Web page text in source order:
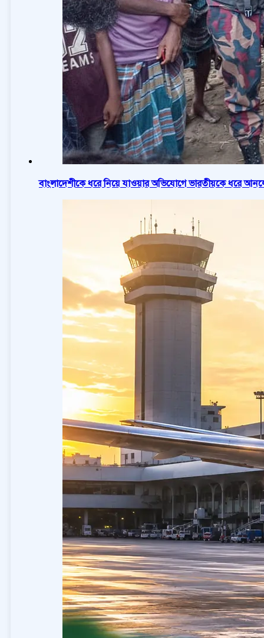
বাংলাদেশীকে ধরে নিয়ে যাওয়ার অভিযোগে ভারতীয়কে ধরে